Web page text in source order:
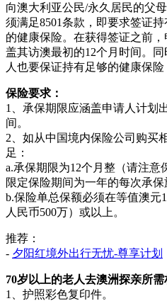
向澳大利亚公民/永久居民的父
须满足8501条款，即要求签证
的健康保险。在获得签证之前
盖其访澳最初的12个月时间。
人也要保证持有足够的健康保
保险要求：
1、承保期限应涵盖申请人计划
间。
2、如从中国境内保险公司购买
足：
a.承保期限为12个月整（请注
限定保险期间为一年的每次承保
b.保险单总保额必须在等值澳元
人民币500万）或以上。
推荐：
- 夕阳红境外出行无忧-尊享计划
70岁以上的老人去澳洲探亲所需
1、护照彩色复印件。